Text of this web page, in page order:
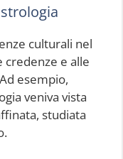
culturali nel
credenze e alle
esempio,
veniva vista
studiata